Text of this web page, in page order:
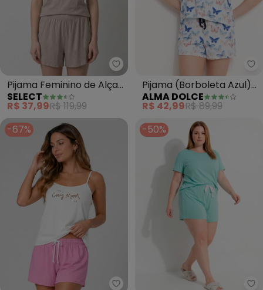
Select - Pijama Feminino de
Pijama Feminino de Alças
(Bege)
SELECT
R$ 37,99R$ 119,99
Pijama (Borboleta Azul)
em Malha Suede
ALMA DOLCE
R$ 42,99R$ 89,99
-67%
-50%